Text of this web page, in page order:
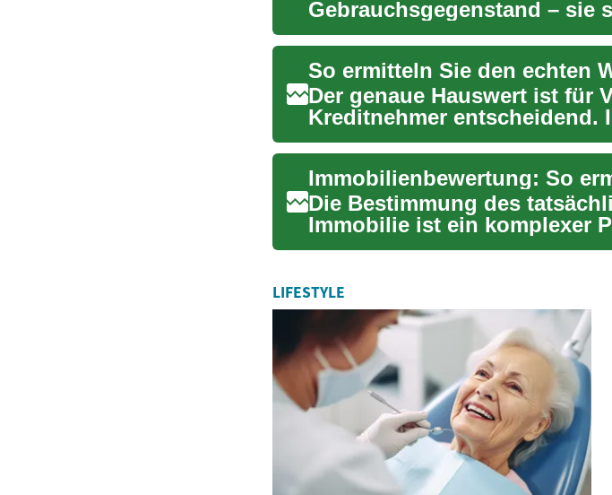
Gebrauchsgegenstand – sie
Wellness-Ambiente zu
So ermitteln Sie den echten
Der genaue Hauswert ist für
Kreditnehmer entscheidend.
wir praxisnah...
Die Bestimmung des
Immobilie ist ein komplexer
Faktoren berücksi...
LIFESTYLE